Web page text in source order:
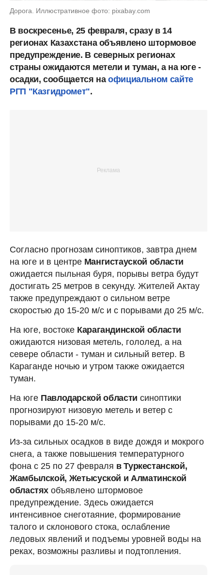
Дорога. Иллюстративное фото: pixabay.com
В воскресенье, 25 февраля, сразу в 14
регионах Казахстана объявлено штормовое
предупреждение. В северных регионах
страны ожидаются метели и туман, а на юге -
осадки, сообщается наофициальном сайте
РГП "Казгидромет".
Согласно прогнозам синоптиков, завтра днем
на юге и в центре Мангистауской области
ожидается пыльная буря, порывы ветра будут
достигать 25 метров в секунду. Жителей Актау
также предупреждают о сильном ветре
скоростью до 15-20 м/с и с порывами до 25 м/с.
На юге, востоке Карагандинской области
ожидаются низовая метель, гололед, а на
севере области - туман и сильный ветер. В
Караганде ночью и утром также ожидается
туман.
На юге Павлодарской области синоптики
прогнозируют низовую метель и ветер с
порывами до 15-20 м/с.
Из-за сильных осадков в виде дождя и мокрого
снега, а также повышения температурного
фона с 25 по 27 февраля в Туркестанской,
Жамбылской, Жетысуской и Алматинской
областях объявлено штормовое
предупреждение. Здесь ожидается
интенсивное снеготаяние, формирование
талого и склонового стока, ослабление
ледовых явлений и подъемы уровней воды на
реках, возможны разливы и подтопления.